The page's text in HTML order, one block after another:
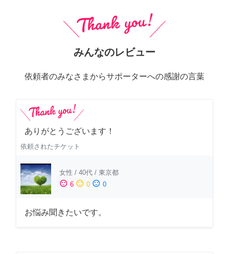
みんなのレビュー
依頼者のみなさまからサポーターへの感謝の言葉
ありがとうございます！
依頼されたチケット
女性 / 40代 / 東京都
sentiment_satisfied 6 sentiment_neutral 0 sentiment_dissatisfied 0
お悩み聞きたいです。